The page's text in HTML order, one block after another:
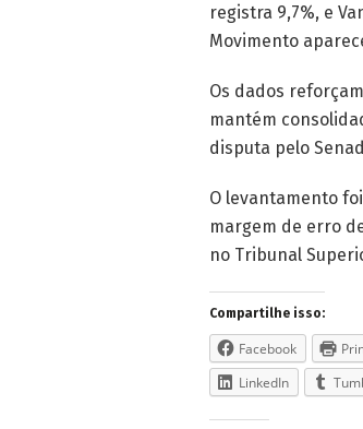
registra 9,7%, e
Movimento
Os dados
mantém
disputa pelo
O levantamento
margem de erro
no Tribunal
Compartilhe isso:
Facebook
LinkedIn